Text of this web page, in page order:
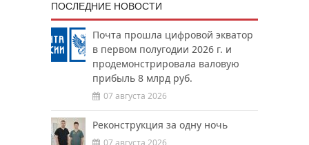
ПОСЛЕДНИЕ НОВОСТИ
Почта прошла цифровой экватор
в первом полугодии 2026 г. и
продемонстрировала валовую
прибыль 8 млрд руб.
07 августа 2026
Реконструкция за одну ночь
07 августа 2026